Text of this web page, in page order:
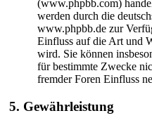
(www.phpbb.com)
werden durch die
www.phpbb.de zur
Einfluss auf die Art und
wird. Sie können
für bestimmte Zwecke
fremder Foren Einfluss
5. Gewährleistung